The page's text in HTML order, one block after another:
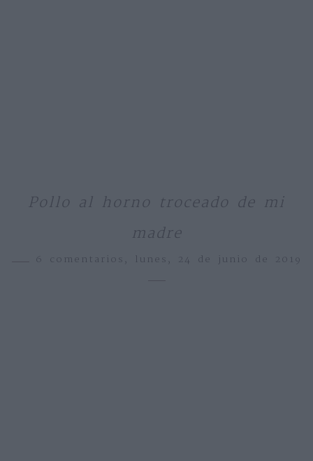
Pollo al horno troceado de mi
madre
6 comentarios, lunes, 24 de junio de 2019